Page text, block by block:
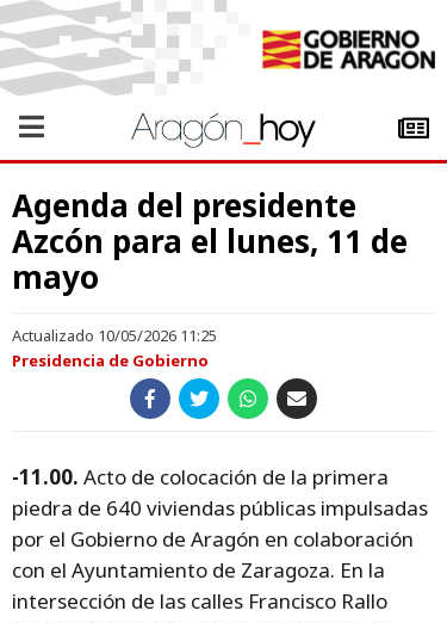
Agenda del presidente
Azcón para el lunes, 11 de
mayo
Actualizado 10/05/2026 11:25
Presidencia de Gobierno
-11.00. Acto de colocación de la primera
piedra de 640 viviendas públicas impulsadas
por el Gobierno de Aragón en colaboración
con el Ayuntamiento de Zaragoza. En la
intersección de las calles Francisco Rallo